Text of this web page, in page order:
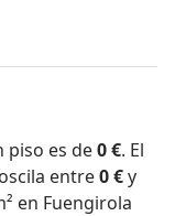
piso es de0 €. El
entre0 €y
en Fuengirola